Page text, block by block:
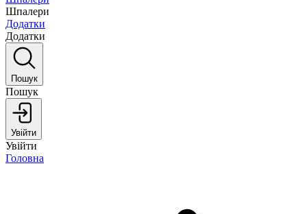
Шпалери
Додатки
Додатки
Пошук
Пошук
Увійти
Увійти
Головна